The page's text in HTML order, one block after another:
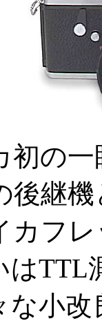
初の
後継
カフ
はTTL
な小